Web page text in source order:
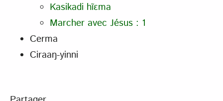
Kasikadi hĩɛma
Marcher avec Jésus : 1
Cerma
Ciraaŋ-yinni